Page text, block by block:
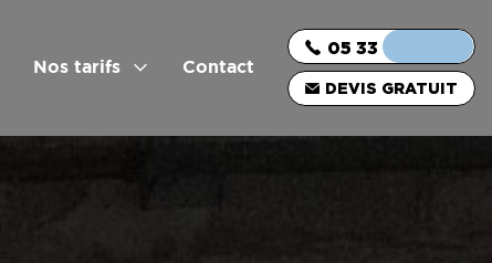
Nos tarifs Contact
05 33 06 03 16
DEVIS GRATUIT